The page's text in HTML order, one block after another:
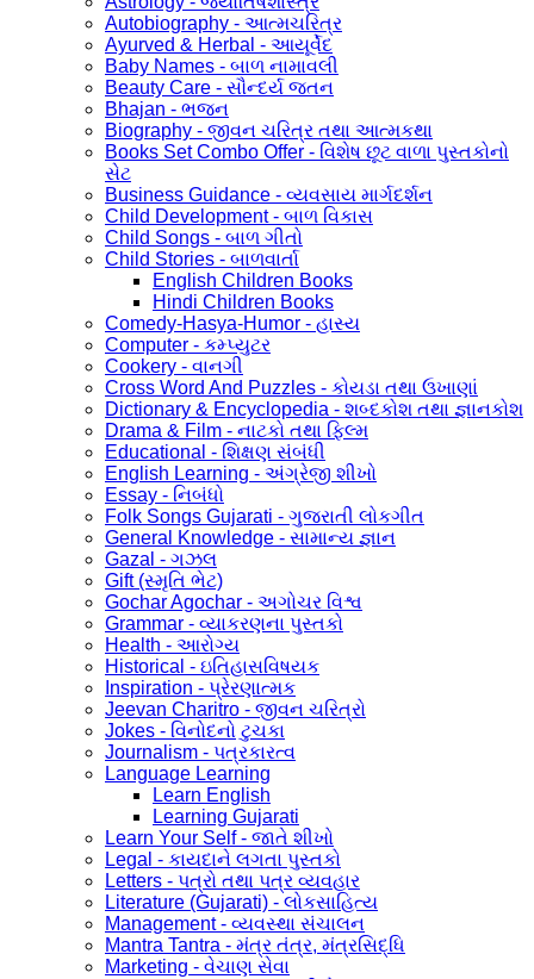
Autobiography - આત્મચરિત્ર
Ayurved & Herbal - આયૂર્વેદ
Baby Names - બાળ નામાવલી
Beauty Care - સૌન્દર્ય જતન
Bhajan - ભજન
Biography - જીવન ચરિત્ર તથા આત્મકથા
Books Set Combo Offer - વિશેષ છૂટ વાળા પુસ્તકોનો
સેટ
Business Guidance - વ્યવસાય માર્ગદર્શન
Child Development - બાળ વિકાસ
Child Songs - બાળ ગીતો
Child Stories - બાળવાર્તા
English Children Books
Hindi Children Books
Comedy-Hasya-Humor - હાસ્ય
Computer - કમ્પ્યુટર
Cookery - વાનગી
Cross Word And Puzzles - કોયડા તથા ઉખાણાં
Dictionary & Encyclopedia - શબ્દકોશ તથા જ્ઞાનકોશ
Drama & Film - નાટકો તથા ફિલ્મ
Educational - શિક્ષણ સંબંધી
English Learning - અંગ્રેજી શીખો
Essay - નિબંધો
Folk Songs Gujarati - ગુજરાતી લોકગીત
General Knowledge - સામાન્ય જ્ઞાન
Gazal - ગઝલ
Gift (સ્મૃતિ ભેટ)
Gochar Agochar - અગોચર વિશ્વ
Grammar - વ્યાકરણના પુસ્તકો
Health - આરોગ્ય
Historical - ઇતિહાસવિષયક
Inspiration - પ્રેરણાત્મક
Jeevan Charitro - જીવન ચરિત્રો
Jokes - વિનોદનો ટુચકા
Journalism - પત્રકારત્વ
Language Learning
Learn English
Learning Gujarati
Learn Your Self - જાતે શીખો
Legal - કાયદાને લગતા પુસ્તકો
Letters - પત્રો તથા પત્ર વ્યવહાર
Literature (Gujarati) - લોકસાહિત્ય
Management - વ્યવસ્થા સંચાલન
Mantra Tantra - મંત્ર તંત્ર, મંત્રસિદ્ધિ
Marketing - વેચાણ સેવા